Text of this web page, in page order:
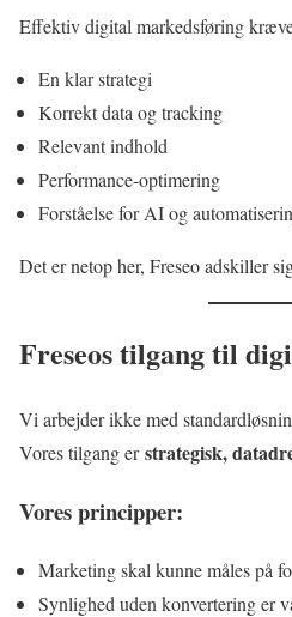
Effektiv digital markedsføring
En klar strategi
Korrekt data og tracking
Relevant indhold
Performance-optimering
Forståelse for AI og
Det er netop her, Freseo adskiller
Freseos tilgang til
Vi arbejder ikke med
Vores tilgang erstrategisk,
Vores principper:
Marketing skal kunne måles på
Synlighed uden konvertering er